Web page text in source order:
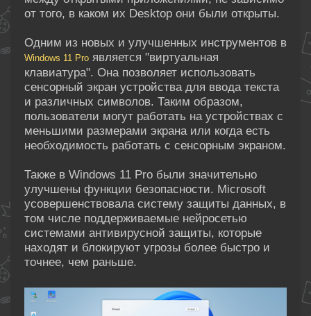
от того, в каком их Desktop они были открыты.
Одним из новых и улучшенных инструментов в
Windows 11 Pro является "виртуальная
клавиатура". Она позволяет использовать
сенсорный экран устройства для ввода текста
и различных символов. Таким образом,
пользователи могут работать на устройствах с
меньшими размерами экрана или когда есть
необходимость работать с сенсорным экраном.
Также в Windows 11 Pro были значительно
улучшены функции безопасности. Microsoft
усовершенствовала систему защиты данных, в
том числе поддерживаемые нейросетью
системами антивирусной защиты, которые
находят и блокируют угрозы более быстро и
точнее, чем раньше.